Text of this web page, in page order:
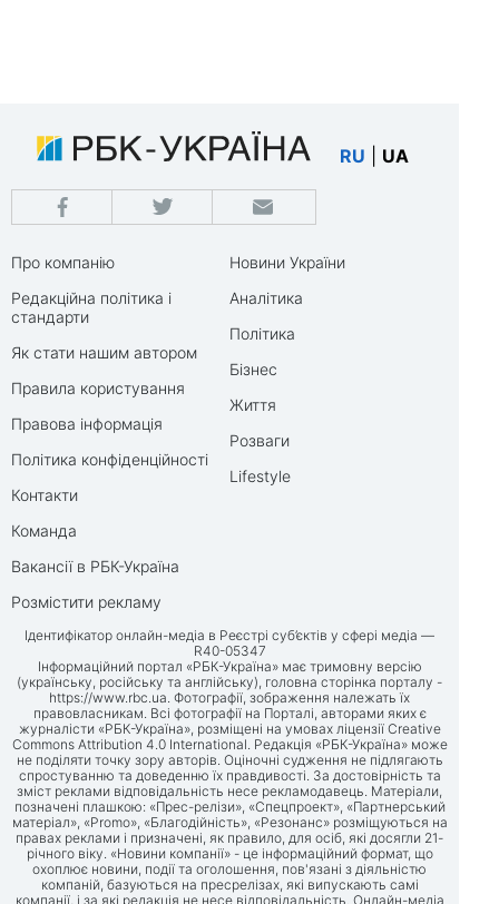
RU UA
Про компанію
Редакційна політика і
стандарти
Як стати нашим автором
Правила користування
Правова інформація
Політика конфіденційності
Контакти
Команда
Вакансії в РБК-Україна
Розмістити рекламу
Новини України
Аналітика
Політика
Бізнес
Життя
Розваги
Lifestyle
Ідентифікатор онлайн-медіа в Реєстрі суб’єктів у сфері медіа —
R40-05347
Інформаційний портал «РБК-Україна» має тримовну версію
(українську, російську та англійську), головна сторінка порталу -
https://www.rbc.ua. Фотографії, зображення належать їх
правовласникам. Всі фотографії на Порталі, авторами яких є
журналісти «РБК-Україна», розміщені на умовах ліцензії Creative
Commons Attribution 4.0 International. Редакція «РБК-Україна» може
не поділяти точку зору авторів. Оціночні судження не підлягають
спростуванню та доведенню їх правдивості. За достовірність та
зміст реклами відповідальність несе рекламодавець. Матеріали,
позначені плашкою: «Прес-релізи», «Спецпроект», «Партнерський
матеріал», «Promo», «Благодійність», «Резонанс» розміщуються на
правах реклами і призначені, як правило, для осіб, які досягли 21-
річного віку. «Новини компанії» - це інформаційний формат, що
охоплює новини, події та оголошення, пов'язані з діяльністю
компаній, базуються на пресрелізах, які випускають самі
компанії, і за які редакція не несе відповідальність. Онлайн-медіа